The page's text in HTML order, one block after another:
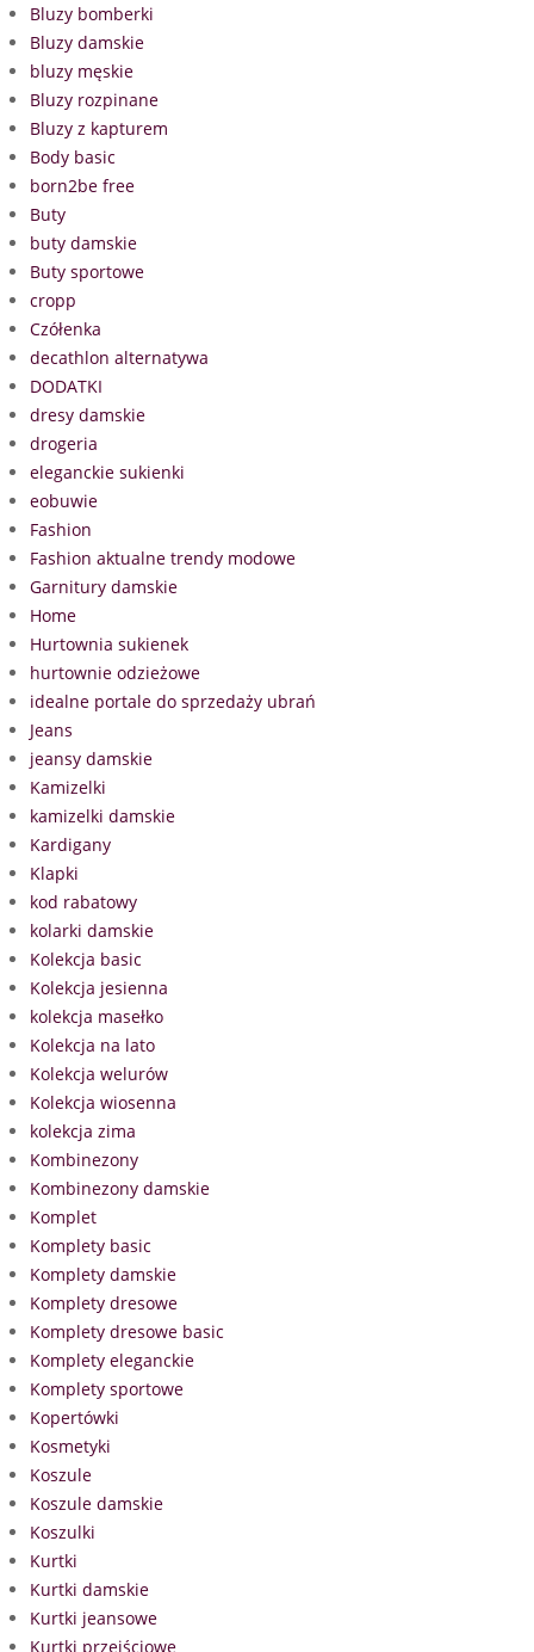
Bluzy bomberki
Bluzy damskie
bluzy męskie
Bluzy rozpinane
Bluzy z kapturem
Body basic
born2be free
Buty
buty damskie
Buty sportowe
cropp
Czółenka
decathlon alternatywa
DODATKI
dresy damskie
drogeria
eleganckie sukienki
eobuwie
Fashion
Fashion aktualne trendy modowe
Garnitury damskie
Home
Hurtownia sukienek
hurtownie odzieżowe
idealne portale do sprzedaży ubrań
Jeans
jeansy damskie
Kamizelki
kamizelki damskie
Kardigany
Klapki
kod rabatowy
kolarki damskie
Kolekcja basic
Kolekcja jesienna
kolekcja masełko
Kolekcja na lato
Kolekcja welurów
Kolekcja wiosenna
kolekcja zima
Kombinezony
Kombinezony damskie
Komplet
Komplety basic
Komplety damskie
Komplety dresowe
Komplety dresowe basic
Komplety eleganckie
Komplety sportowe
Kopertówki
Kosmetyki
Koszule
Koszule damskie
Koszulki
Kurtki
Kurtki damskie
Kurtki jeansowe
Kurtki przejściowe